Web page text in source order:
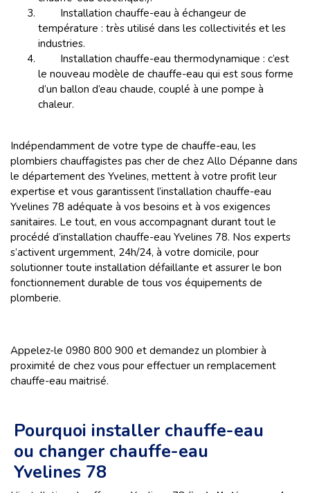
Installation chauffe-eau à échangeur de
température : très utilisé dans les collectivités et les
industries.
Installation chauffe-eau thermodynamique : c’est
le nouveau modèle de chauffe-eau qui est sous forme
d’un ballon d’eau chaude, couplé à une pompe à
chaleur.
Indépendamment de votre type de chauffe-eau, les
plombiers chauffagistes pas cher de chez Allo Dépanne dans
le département des Yvelines, mettent à votre profit leur
expertise et vous garantissent l’installation chauffe-eau
Yvelines 78 adéquate à vos besoins et à vos exigences
sanitaires. Le tout, en vous accompagnant durant tout le
procédé d’installation chauffe-eau Yvelines 78. Nos experts
s’activent urgemment, 24h/24, à votre domicile, pour
solutionner toute installation défaillante et assurer le bon
fonctionnement durable de tous vos équipements de
plomberie.
Appelez-le 0980 800 900 et demandez un plombier à
proximité de chez vous pour effectuer un remplacement
chauffe-eau maitrisé.
Pourquoi installer chauffe-eau
ou changer chauffe-eau
Yvelines 78